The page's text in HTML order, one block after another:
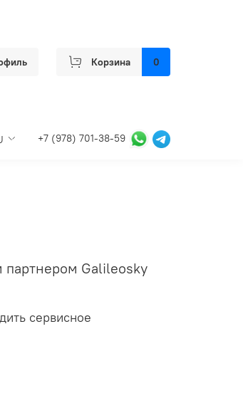
Корзина 0
+7 (978) 701-38-59
Galileosky
сервисное